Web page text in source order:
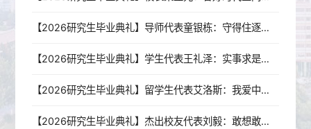
【2026研究生毕业典礼】导师代表童银栋：守得住逐梦的初心，扛得起山河的责任
【2026研究生毕业典礼】学生代表王礼泽：实事求是铸初心，青春报国赴山海
【2026研究生毕业典礼】留学生代表艾洛斯：我爱中国，我爱天津，我爱天大！
【2026研究生毕业典礼】杰出校友代表刘毅：敢想敢干，是一辈子的事